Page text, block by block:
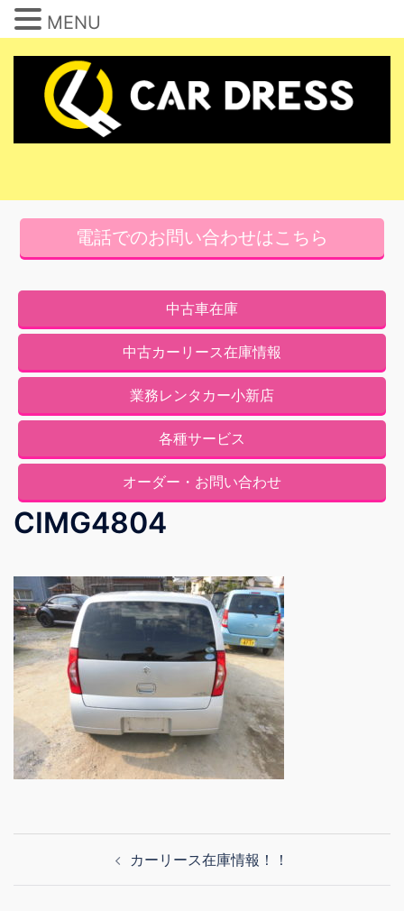
電話でのお問い合わせはこちら
中古車在庫
中古カーリース在庫情報
業務レンタカー小新店
各種サービス
オーダー・お問い合わせ
CIMG4804
カーリース在庫情報！！
MENU